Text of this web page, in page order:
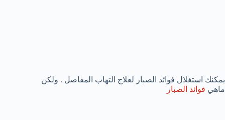
يمكنك استغلال فوائد الصبار لعلاج التهاب المفاصل . ولكن
ماهي فوائد الصبار